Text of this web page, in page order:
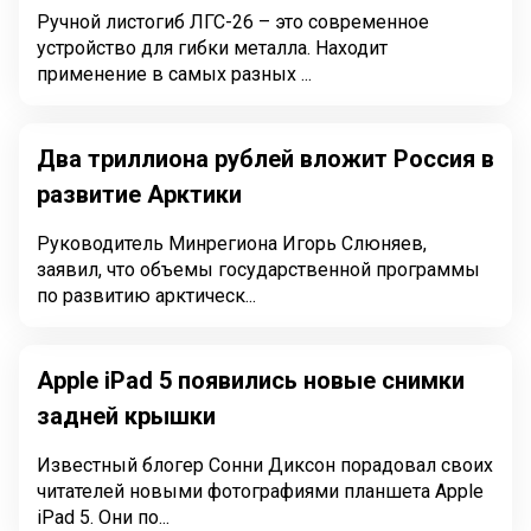
Ручной листогиб ЛГС-26 – это современное
устройство для гибки металла. Находит
применение в самых разных ...
Два триллиона рублей вложит Россия в
развитие Арктики
Руководитель Минрегиона Игорь Слюняев,
заявил, что объемы государственной программы
по развитию арктическ...
Apple iPad 5 появились новые снимки
задней крышки
Известный блогер Сонни Диксон порадовал своих
читателей новыми фотографиями планшета Apple
iPad 5. Они по...